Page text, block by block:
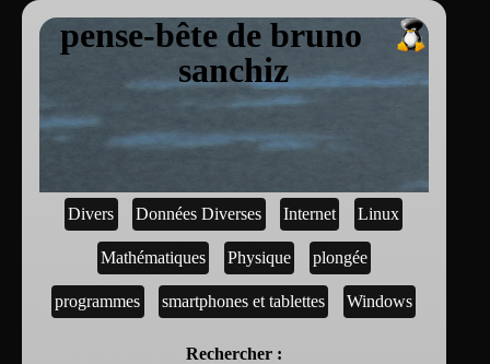
pense-bête de bruno
sanchiz
Divers Données Diverses Internet Linux
Mathématiques Physique plongée
programmes smartphones et tablettes Windows
Rechercher :